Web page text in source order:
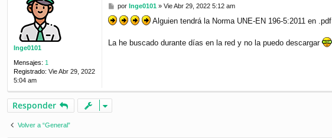
os
Inge0101
Mensajes: 1
Registrado: Vie Abr 29, 2022
5:04 am
M
n
a
por Inge0101» Vie Abr 29, 2022 5:12 am
Alguien tendrá la Norma UNE-EN 196-5:2011 en .pdf
La he buscado durante días en la red y no la puedo descargar
Responder
Volver a “General”